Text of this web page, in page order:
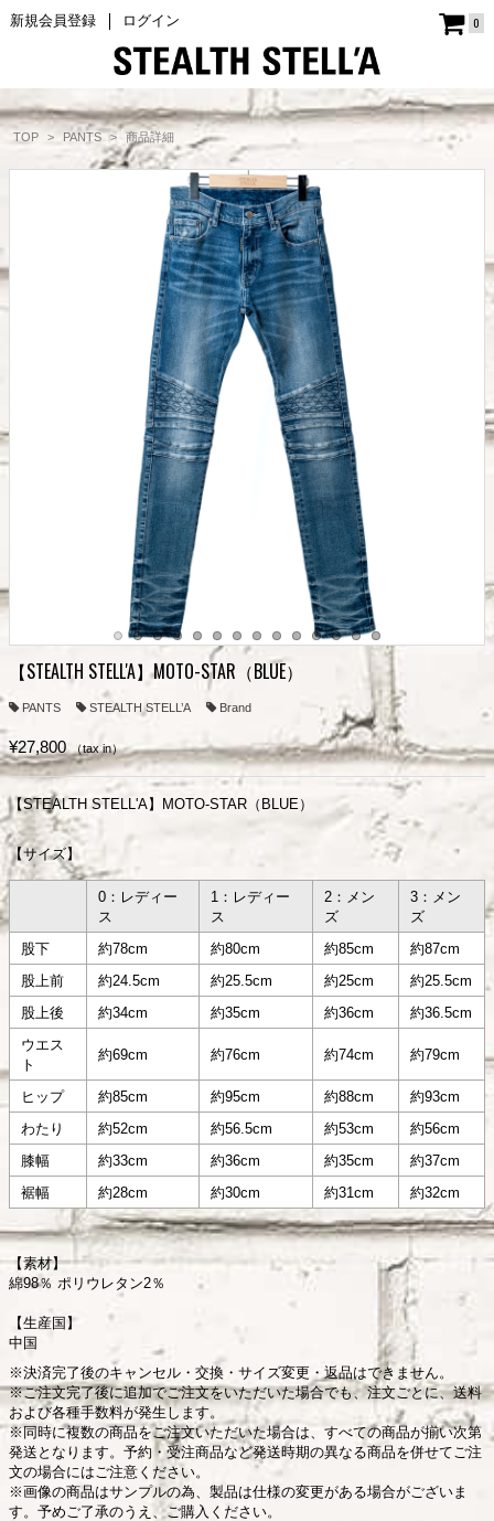
新規会員登録 ログイン 0
TOP PANTS 商品詳細
【STEALTH STELL'A】MOTO-STAR（BLUE）
PANTS STEALTH STELL’A Brand
¥27,800 （tax in）
【STEALTH STELL'A】MOTO-STAR（BLUE）
【サイズ】
0：レディー
ス
1：レディー
ス
2：メン
ズ
3：メン
ズ
股下
約78cm 約80cm 約85cm
約87cm
股上前
約24.5cm 約25.5cm 約25cm
約25.5cm
股上後
約34cm 約35cm 約36cm
約36.5cm
ウエス
ト
約69cm 約76cm 約74cm 約79cm
ヒップ 約85cm 約95cm 約88cm
約93cm
わたり
約52cm 約56.5cm 約53cm
約56cm
膝幅
約33cm 約36cm 約35cm
約37cm
裾幅
約28cm 約30cm 約31cm 約32cm
【素材】
綿98％ ポリウレタン2％
【生産国】
中国
※決済完了後のキャンセル・交換・サイズ変更・返品はできません。
※ご注文完了後に追加でご注文をいただいた場合でも、注文ごとに、送料
および各種手数料が発生します。
※同時に複数の商品をご注文いただいた場合は、すべての商品が揃い次第
発送となります。予約・受注商品など発送時期の異なる商品を併せてご注
文の場合にはご注意ください。
※画像の商品はサンプルの為、製品は仕様の変更がある場合がございま
す。予めご了承のうえ、ご購入ください。